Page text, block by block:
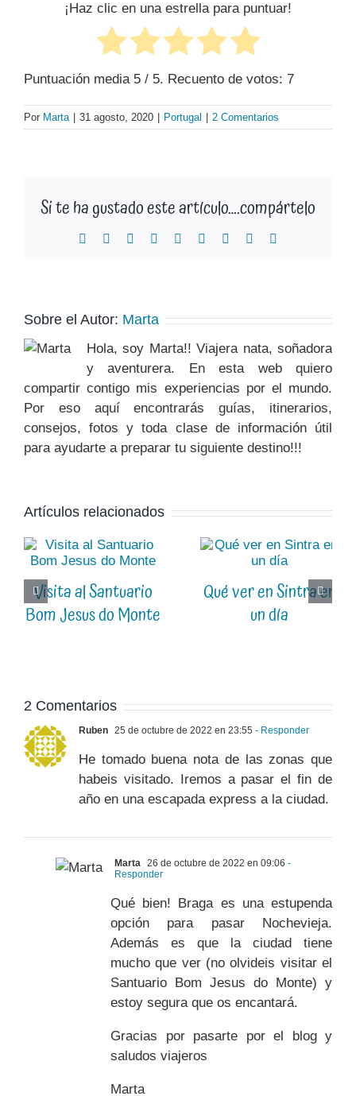
¡Haz clic en una estrella para puntuar!
Puntuación media 5 / 5. Recuento de votos: 7
Por Marta 31 agosto, 2020 Portugal 2 Comentarios
Si te ha gustado este artículo….compártelo
Facebook Reddit LinkedInWhatsApp
TumblrPinterest
Sobre el Autor: Marta
Hola, soy Marta!! Viajera nata, soñadora
y aventurera. En esta web quiero
compartir contigo mis experiencias por el mundo.
Por eso aquí encontrarás guías, itinerarios,
consejos, fotos y toda clase de información útil
para ayudarte a preparar tu siguiente destino!!!
Artículos relacionados
Visita al Santuario
Bom Jesus do Monte
Qué ver en Sintra en
un día
2 Comentarios
Ruben 25 de octubre de 2022 en 23:55 - Responder
He tomado buena nota de las zonas que
habeis visitado. Iremos a pasar el fin de
año en una escapada express a la ciudad.
Marta 26 de octubre de 2022 en 09:06 -
Responder
Qué bien! Braga es una estupenda
opción para pasar Nochevieja.
Además es que la ciudad tiene
mucho que ver (no olvideis visitar el
Santuario Bom Jesus do Monte) y
estoy segura que os encantará.
Gracias por pasarte por el blog y
saludos viajeros
Marta